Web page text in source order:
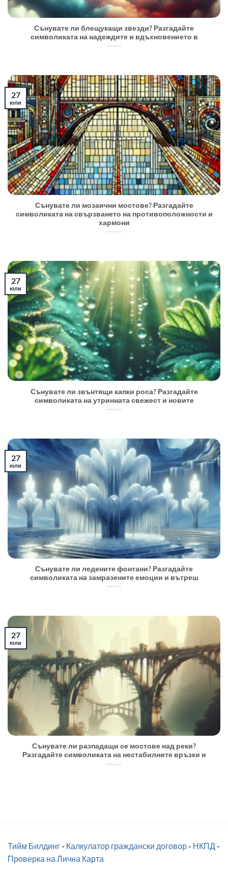
Сънувате ли блещукащи звезди? Разгадайте
символиката на надеждите и вдъхновението в
Сънувате ли мозаични мостове? Разгадайте
символиката на свързването на противоположности и
хармони
27
юли
Сънувате ли звънтящи капки роса? Разгадайте
символиката на утринната свежест и новите
27
юли
Сънувате ли ледените фонтани? Разгадайте
символиката на замразените емоции и вътреш
27
юли
Сънувате ли разпадащи се мостове над реки?
Разгадайте символиката на нестабилните връзки и
27
юли
Тийм Билдинг- Калкулатор граждански договор- НКПД-
Проверка на Лична Карта